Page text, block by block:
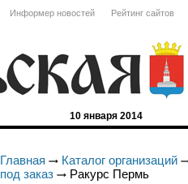
Информер новостей Рейтинг сайтов
10 января 2014
Главная
Каталог организаций
под заказ
Ракурс Пермь